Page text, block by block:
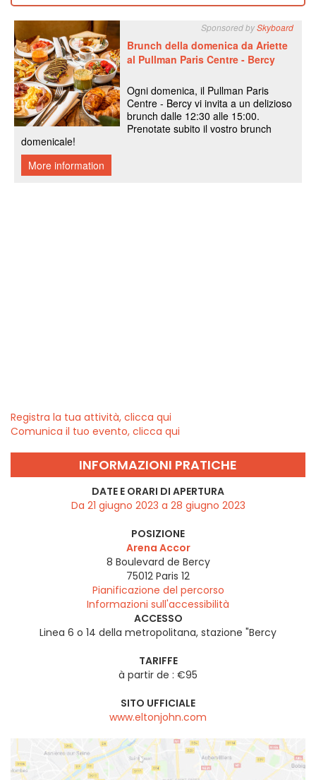
Registra la tua attività, clicca qui
Comunica il tuo evento, clicca qui
INFORMAZIONI PRATICHE
DATE E ORARI DI APERTURA
Da 21 giugno 2023 a 28 giugno 2023
POSIZIONE
Arena Accor
8 Boulevard de Bercy
75012 Paris 12
Pianificazione del percorso
Informazioni sull'accessibilità
ACCESSO
Linea 6 o 14 della metropolitana, stazione "Bercy
TARIFFE
à partir de : €95
SITO UFFICIALE
www.eltonjohn.com